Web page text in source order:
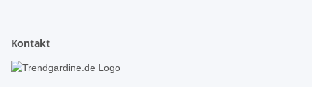
Kontakt